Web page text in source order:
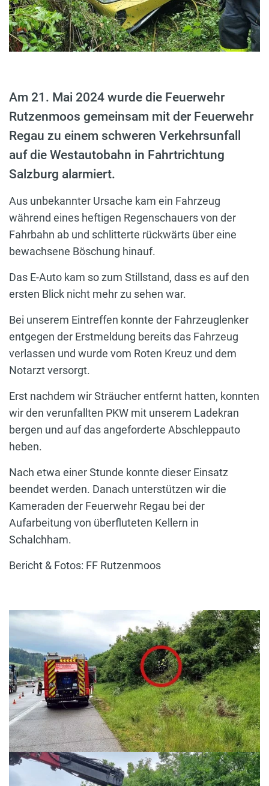
Am 21. Mai 2024 wurde die Feuerwehr
Rutzenmoos gemeinsam mit der Feuerwehr
Regau zu einem schweren Verkehrsunfall
auf die Westautobahn in Fahrtrichtung
Salzburg alarmiert.
Aus unbekannter Ursache kam ein Fahrzeug
während eines heftigen Regenschauers von der
Fahrbahn ab und schlitterte rückwärts über eine
bewachsene Böschung hinauf.
Das E-Auto kam so zum Stillstand, dass es auf den
ersten Blick nicht mehr zu sehen war.
Bei unserem Eintreffen konnte der Fahrzeuglenker
entgegen der Erstmeldung bereits das Fahrzeug
verlassen und wurde vom Roten Kreuz und dem
Notarzt versorgt.
Erst nachdem wir Sträucher entfernt hatten, konnten
wir den verunfallten PKW mit unserem Ladekran
bergen und auf das angeforderte Abschleppauto
heben.
Nach etwa einer Stunde konnte dieser Einsatz
beendet werden. Danach unterstützen wir die
Kameraden der Feuerwehr Regau bei der
Aufarbeitung von überfluteten Kellern in
Schalchham.
Bericht & Fotos: FF Rutzenmoos